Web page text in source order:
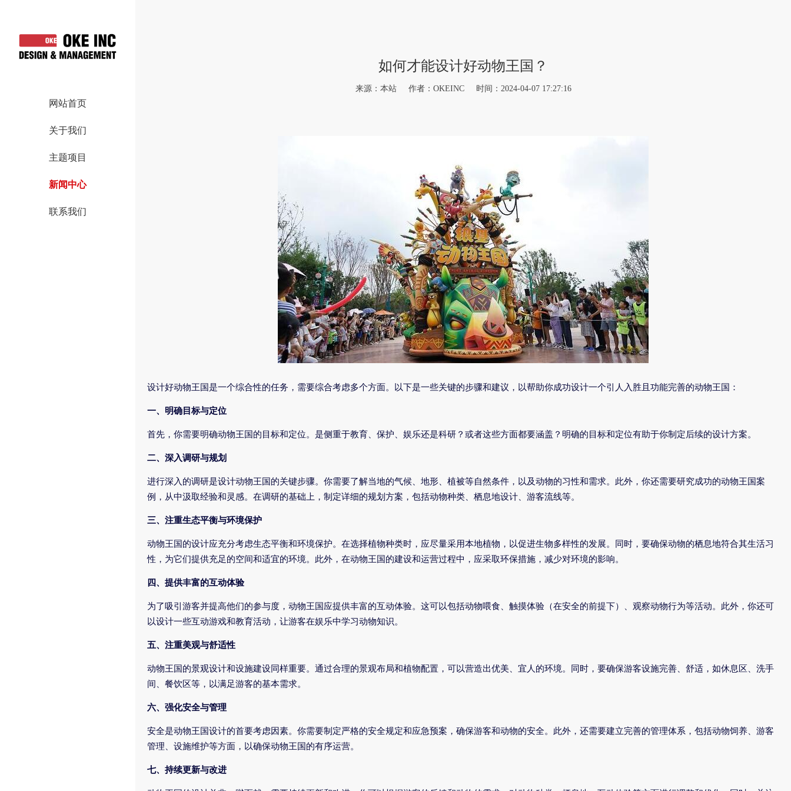
网站首页
关于我们
主题项目
新闻中心
联系我们
如何才能设计好动物王国？
来源：本站 作者：OKEINC 时间：2024-04-07 17:27:16
设计好动物王国是一个综合性的任务，需要综合考虑多个方面。以下是一些关键的步骤和建议，以帮助你成功设计一个引人入胜且功能完善的动物王国：
一、明确目标与定位
首先，你需要明确动物王国的目标和定位。是侧重于教育、保护、娱乐还是科研？或者这些方面都要涵盖？明确的目标和定位有助于你制定后续的设计方案。
二、深入调研与规划
进行深入的调研是设计动物王国的关键步骤。你需要了解当地的气候、地形、植被等自然条件，以及动物的习性和需求。此外，你还需要研究成功的动物王国案
例，从中汲取经验和灵感。在调研的基础上，制定详细的规划方案，包括动物种类、栖息地设计、游客流线等。
三、注重生态平衡与环境保护
动物王国的设计应充分考虑生态平衡和环境保护。在选择植物种类时，应尽量采用本地植物，以促进生物多样性的发展。同时，要确保动物的栖息地符合其生活习
性，为它们提供充足的空间和适宜的环境。此外，在动物王国的建设和运营过程中，应采取环保措施，减少对环境的影响。
四、提供丰富的互动体验
为了吸引游客并提高他们的参与度，动物王国应提供丰富的互动体验。这可以包括动物喂食、触摸体验（在安全的前提下）、观察动物行为等活动。此外，你还可
以设计一些互动游戏和教育活动，让游客在娱乐中学习动物知识。
五、注重美观与舒适性
动物王国的景观设计和设施建设同样重要。通过合理的景观布局和植物配置，可以营造出优美、宜人的环境。同时，要确保游客设施完善、舒适，如休息区、洗手
间、餐饮区等，以满足游客的基本需求。
六、强化安全与管理
安全是动物王国设计的首要考虑因素。你需要制定严格的安全规定和应急预案，确保游客和动物的安全。此外，还需要建立完善的管理体系，包括动物饲养、游客
管理、设施维护等方面，以确保动物王国的有序运营。
七、持续更新与改进